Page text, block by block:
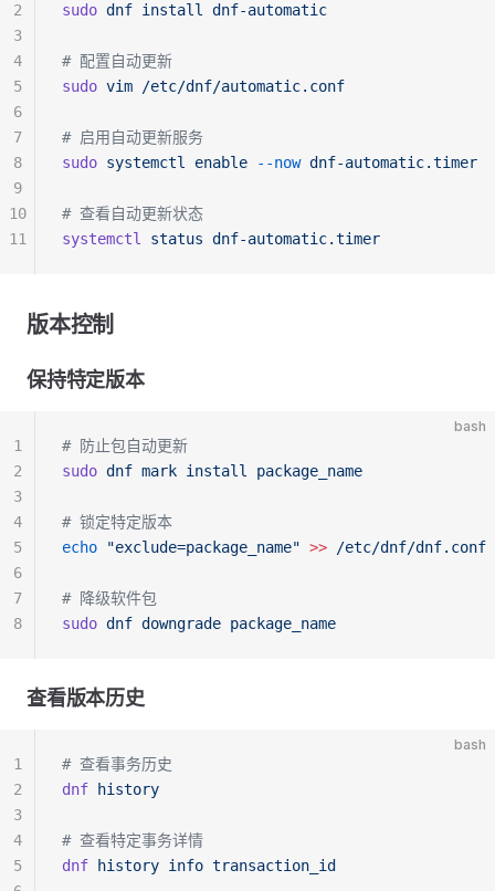
sudo dnf install dnf-automatic
# 配置自动更新
sudo vim /etc/dnf/automatic.conf
# 启用自动更新服务
sudo systemctl enable --now dnf-automatic.timer
# 查看自动更新状态
systemctl
status dnf-automatic.timer
2
3
4
5
6
7
8
9
10
11
版本控制
保持特定版本
bash
# 防止包自动更新
sudo dnf mark install package_name
# 锁定特定版本
echo "exclude=package_name" >> /etc/dnf/dnf.conf
# 降级软件包
sudo dnf downgrade package_name
1
2
3
4
5
6
7
8
查看版本历史
bash
# 查看事务历史
dnf history
# 查看特定事务详情
dnf history info transaction_id
1
2
3
4
5